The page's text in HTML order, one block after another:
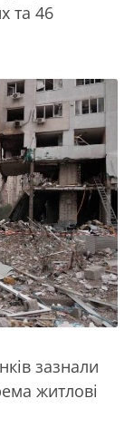
та 46
зазнали
житлові